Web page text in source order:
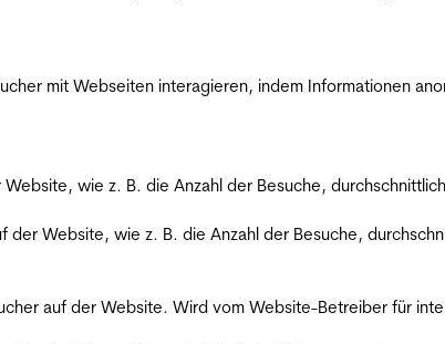
mit Webseiten interagieren, indem Informationen
wie z. B. die Anzahl der Besuche,
der Website, wie z. B. die Anzahl der Besuche,
auf der Website. Wird vom Website-Betreiber für